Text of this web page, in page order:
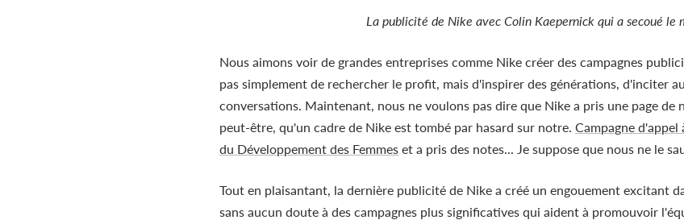
La publicité de Nike avec Colin Kaepernick qui a secoué le
Nous aimons voir de grandes entreprises comme Nike créer des campagnes
pas simplement de rechercher le profit, mais d'inspirer des générations, d'inciter
conversations. Maintenant, nous ne voulons pas dire que Nike a pris une page
peut-être, qu'un cadre de Nike est tombé par hasard sur notre. Campagne d'appel
du Développement des Femmes et a pris des notes... Je suppose que nous ne le
Tout en plaisantant, la dernière publicité de Nike a créé un engouement excitant
sans aucun doute à des campagnes plus significatives qui aident à promouvoir